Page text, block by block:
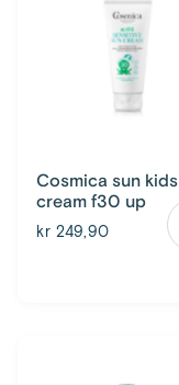
Cosmica sun kids
cream f30 up
kr 249,90